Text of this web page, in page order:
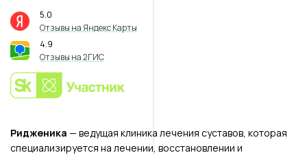
5.0
Отзывы на Яндекс Карты
4.9
Отзывы на 2ГИС
Ридженика — ведущая клиника лечения суставов, которая
специализируется на лечении, восстановлении и